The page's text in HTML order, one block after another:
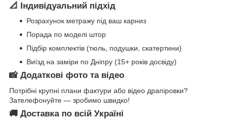
📐 Індивідуальний підхід
Розрахунок метражу під ваш карниз
Порада по моделі штор
Підбір комплектів (тюль, подушки, скатертини)
Виїзд на заміри по Дніпру (15+ років досвіду)
📸 Додаткові фото та відео
Потрібні крупні плани фактури або відео драпіровки?
Зателефонуйте — зробимо швидко!
🚚 Доставка по всій Україні